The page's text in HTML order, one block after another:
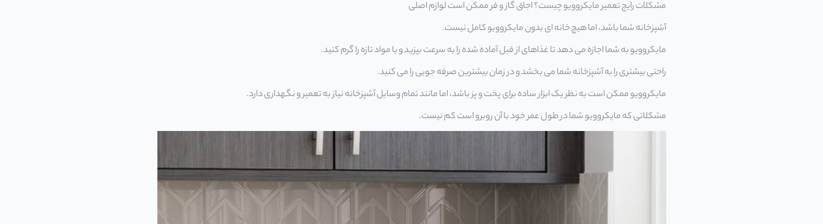
مشکلات رایج تعمیر مایکروویو چیست؟ اجاق گاز و فر ممکن است لوازم اصلی
آشپزخانه شما باشد، اما هیچ خانه ای بدون مایکروویو کامل نیست.
مایکروویو به شما اجازه می دهد تا غذاهای از قبل آماده شده را به سرعت بپزید و یا مواد تازه را گرم کنید.
راحتی بیشتری را به آشپزخانه شما می بخشد و در زمان بیشترین صرفه جویی را می کنید.
مایکروویو ممکن است به نظر یک ابزار ساده برای پخت و پز باشد، اما مانند تمام وسایل آشپزخانه نیاز به تعمیر و نگهداری دارد.
مشکلاتی که مایکروویو شما در طول عمر خود با آن روبرو است کم نیست.